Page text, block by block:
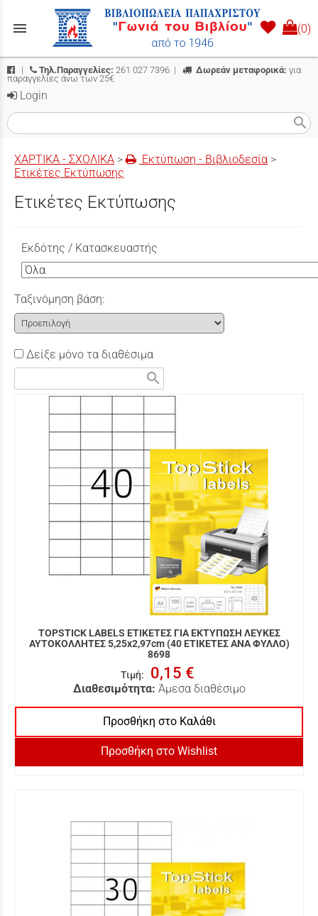
menu (0)
| Τηλ.Παραγγελίες: 261 027 7396 | Δωρεάν μεταφορικά: για
παραγγελίες άνω των 25€
Login
search
ΧΑΡΤΙΚΑ - ΣΧΟΛΙΚΑ > Εκτύπωση - Βιβλιοδεσία >
Ετικέτες Εκτύπωσης
Ετικέτες Εκτύπωσης
Εκδότης / Κατασκευαστής
Ταξινόμηση βάση:
Δείξε μόνο τα διαθέσιμα
search
TOPSTICK LABELS ΕΤΙΚΕΤΕΣ ΓΙΑ ΕΚΤΥΠΩΣΗ ΛΕΥΚΕΣ
ΑΥΤΟΚΟΛΛΗΤΕΣ 5,25x2,97cm (40 ΕΤΙΚΕΤΕΣ ΑΝΑ ΦΥΛΛΟ)
8698
Τιμή: 0,15 €
Διαθεσιμότητα: Άμεσα διαθέσιμο
Προσθήκη στο Καλάθι
Προσθήκη στο Wishlist